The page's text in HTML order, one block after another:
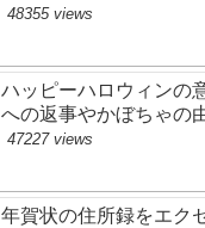
48355 views
ハッピーハロウィンの
への返事やかぼちゃの
47227 views
年賀状の住所録をエク